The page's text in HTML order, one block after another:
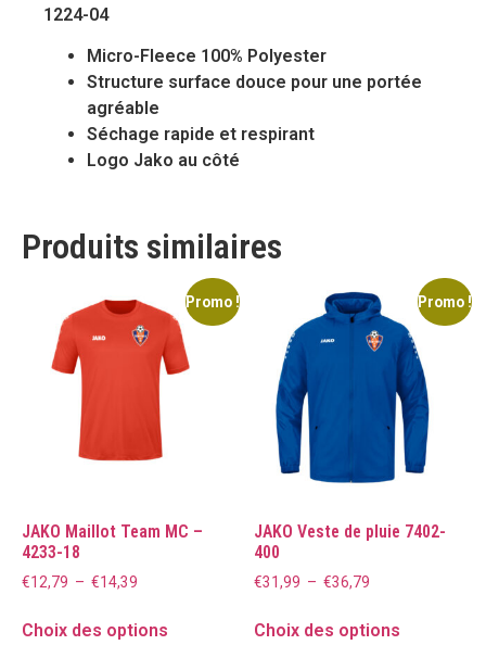
1224-04
Micro-Fleece 100% Polyester
Structure surface douce pour une portée
agréable
Séchage rapide et respirant
Logo Jako au côté
Produits similaires
Promo !
JAKO Maillot Team MC –
4233-18
€12,79 – €14,39
Choix des options
Promo !
JAKO Veste de pluie 7402-
400
€31,99 – €36,79
Choix des options